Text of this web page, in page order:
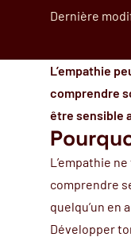
Dernière
L’empathie
comprendre
être sensible
L’empathie
comprendre
quelqu’un en
Développer